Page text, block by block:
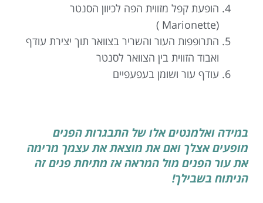
הופעת קפל מזווית הפה לכיוון הסנטר
(Marionette )
התרופפות העור והשריר בצוואר תוך יצירת עודף
ואבוד הזווית בין הצוואר לסנטר
עודף עור ושומן בעפעפיים
במידה ואלמנטים אלו של התבגרות הפנים
מופעים אצלך ואם את מוצאת את עצמך מרימה
את עור הפנים מול המראה אז מתיחת פנים זה
הניתוח בשבילך!